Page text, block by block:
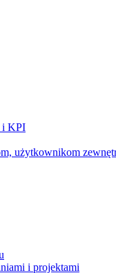
i KPI
użytkownikom
i projektami